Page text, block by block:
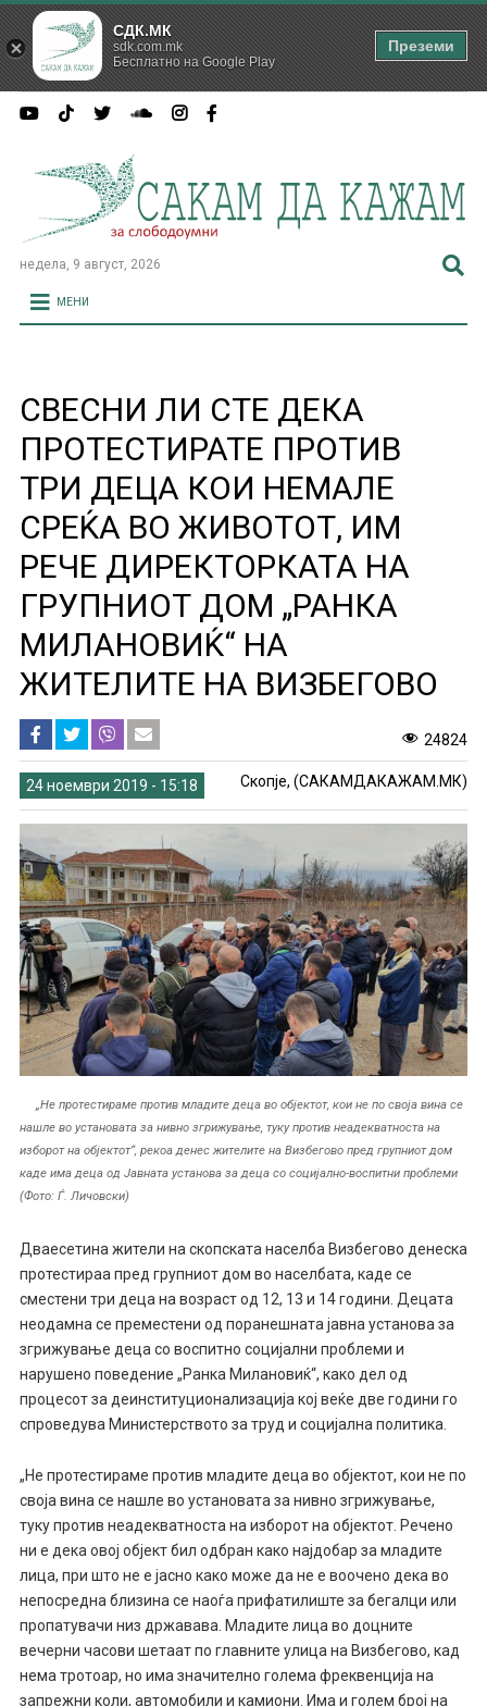
недела, 9 август, 2026
МЕНИ
СВЕСНИ ЛИ СТЕ ДЕКА
ПРОТЕСТИРАТЕ ПРОТИВ
ТРИ ДЕЦА КОИ НЕМАЛЕ
СРЕЌА ВО ЖИВОТОТ, ИМ
РЕЧЕ ДИРЕКТОРКАТА НА
ГРУПНИОТ ДОМ „РАНКА
МИЛАНОВИЌ“ НА
ЖИТЕЛИТЕ НА ВИЗБЕГОВО
24824
24 ноември 2019 - 15:18 Скопје, (САКАМДАКАЖАМ.МК)
„Не протестираме против младите деца во објектот, кои не по своја вина се
нашле во установата за нивно згрижување, туку против неадекватноста на
изборот на објектот“, рекоа денес жителите на Визбегово пред групниот дом
каде има деца од Јавната установа за деца со социјално-воспитни проблеми
(Фото: Ѓ. Личовски)
Дваесетина жители на скопската населба Визбегово денеска
протестираа пред групниот дом во населбата, каде се
сместени три деца на возраст од 12, 13 и 14 години. Децата
неодамна се преместени од поранешната јавна установа за
згрижување деца со воспитно социјални проблеми и
нарушено поведение „Ранка Милановиќ“, како дел од
процесот за деинституционализација кој веќе две години го
спроведува Министерството за труд и социјална политика.
„Не протестираме против младите деца во објектот, кои не по
своја вина се нашле во установата за нивно згрижување,
туку против неадекватноста на изборот на објектот. Речено
ни е дека овој објект бил одбран како најдобар за младите
лица, при што не е јасно како може да не е воочено дека во
непосредна близина се наоѓа прифатилиште за бегалци или
пропатувачи низ државава. Младите лица во доцните
вечерни часови шетаат по главните улица на Визбегово, кад
нема тротоар, но има значително голема фреквенција на
запрежни коли, автомобили и камиони. Има и голем број на
СДК.МК
sdk.com.mk
Бесплатно на Google Play
Преземи